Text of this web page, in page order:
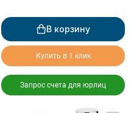
В корзину
Купить в 1 клик
Запрос счета для юрлиц